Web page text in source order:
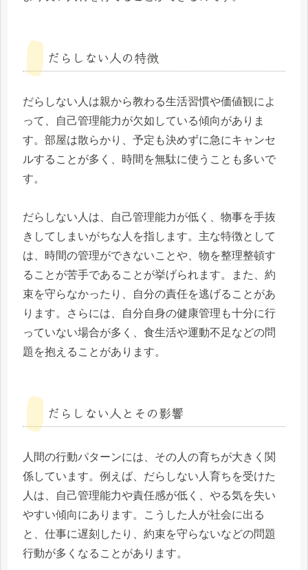
だらしない人の特徴
だらしない人は親から教わる生活習慣や価値観によ
って、自己管理能力が欠如している傾向がありま
す。部屋は散らかり、予定も決めずに急にキャンセ
ルすることが多く、時間を無駄に使うことも多いで
す。
だらしない人は、自己管理能力が低く、物事を手抜
きしてしまいがちな人を指します。主な特徴として
は、時間の管理ができないことや、物を整理整頓す
ることが苦手であることが挙げられます。また、約
束を守らなかったり、自分の責任を逃げることがあ
ります。さらには、自分自身の健康管理も十分に行
っていない場合が多く、食生活や運動不足などの問
題を抱えることがあります。
だらしない人とその影響
人間の行動パターンには、その人の育ちが大きく関
係しています。例えば、だらしない人育ちを受けた
人は、自己管理能力や責任感が低く、やる気を失い
やすい傾向にあります。こうした人が社会に出る
と、仕事に遅刻したり、約束を守らないなどの問題
行動が多くなることがあります。